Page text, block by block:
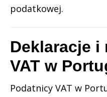
podatkowej.
Deklaracje i
VAT w
Podatnicy VAT w